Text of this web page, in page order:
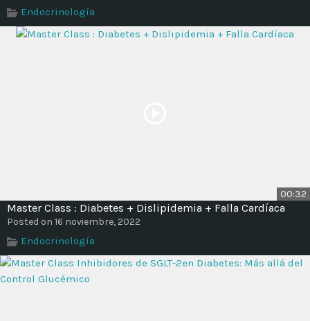
Endocrinología
00:32
Master Class : Diabetes + Dislipidemia + Falla Cardíaca
Posted on 16 noviembre, 2022
Endocrinología